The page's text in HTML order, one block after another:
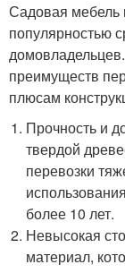
Садовая мебель
популярностью
преимуществ
плюсам
Прочность и
твердой
перевозки
более 10 лет.
Невысокая
материал,